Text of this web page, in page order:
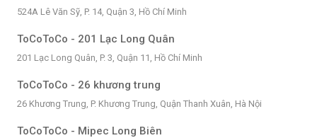
524A Lê Văn Sỹ, P. 14, Quận 3, Hồ Chí Minh
ToCoToCo - 201 Lạc Long Quân
201 Lạc Long Quân, P. 3, Quận 11, Hồ Chí Minh
ToCoToCo - 26 khương trung
26 Khương Trung, P. Khương Trung, Quận Thanh Xuân, Hà Nội
ToCoToCo - Mipec Long Biên